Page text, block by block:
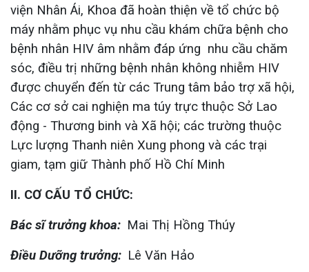
viện Nhân Ái, Khoa đã hoàn thiện về tổ chức bộ
máy nhằm phục vụ nhu cầu khám chữa bệnh cho
bệnh nhân HIV âm nhằm đáp ứng nhu cầu chăm
sóc, điều trị những bệnh nhân không nhiễm HIV
được chuyển đến từ các Trung tâm bảo trợ xã hội,
Các cơ sở cai nghiện ma túy trực thuộc Sở Lao
động - Thương binh và Xã hội; các trường thuộc
Lực lượng Thanh niên Xung phong và các trại
giam, tạm giữ Thành phố Hồ Chí Minh
II. CƠ CẤU TỔ CHỨC:
Bác sĩ trưởng khoa: Mai Thị Hồng Thúy
Điều Dưỡng trưởng: Lê Văn Hảo